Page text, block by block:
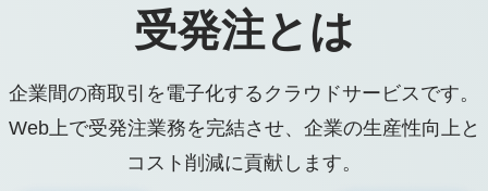
受発注とは
企業間の商取引を電子化するクラウドサービスです。
Web上で受発注業務を完結させ、企業の生産性向上と
コスト削減に貢献します。